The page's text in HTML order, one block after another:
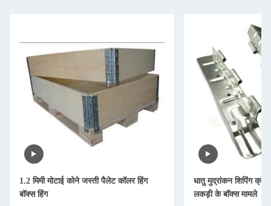
1.2 मिमी मोटाई कोने जस्ती पैलेट कॉलर हिंग
बॉक्स हिंग
धातु मुद्रांकन शिपिंग
लकड़ी के बॉक्स मामले